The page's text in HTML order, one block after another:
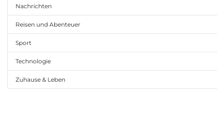
Nachrichten
Reisen und Abenteuer
Sport
Technologie
Zuhause & Leben